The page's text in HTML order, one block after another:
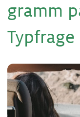
gramm
Typf­ra­ge